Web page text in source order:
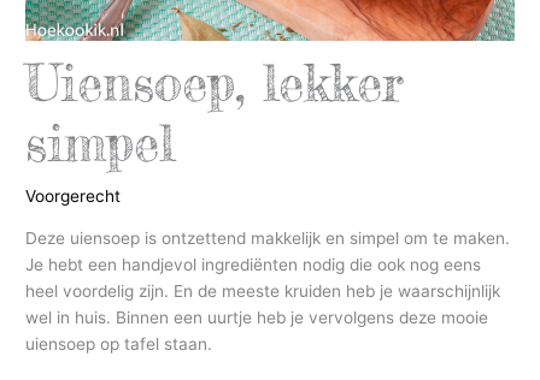
Uiensoep, lekker
simpel
Voorgerecht
Deze uiensoep is ontzettend makkelijk en simpel om te maken.
Je hebt een handjevol ingrediënten nodig die ook nog eens
heel voordelig zijn. En de meeste kruiden heb je waarschijnlijk
wel in huis. Binnen een uurtje heb je vervolgens deze mooie
uiensoep op tafel staan.